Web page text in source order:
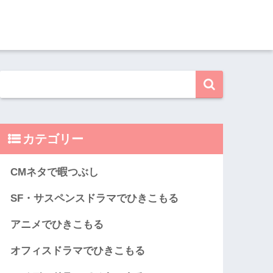
カテゴリー
CMネタで暇つぶし
SF・サスペンスドラマでひきこもる
アニメでひきこもる
オフィスドラマでひきこもる